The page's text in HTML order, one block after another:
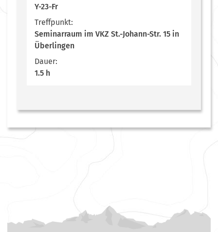
Y-23-Fr
Treffpunkt:
Seminarraum im VKZ St.-Johann-Str. 15 in
Überlingen
Dauer:
1.5 h